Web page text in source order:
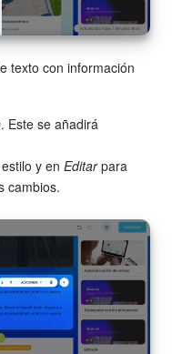
texto con información
. Este se añadirá
y en Editarpara
cambios.